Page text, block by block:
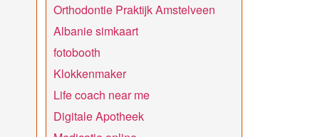
Orthodontie Praktijk Amstelveen
Albanie simkaart
fotobooth
Klokkenmaker
Life coach near me
Digitale Apotheek